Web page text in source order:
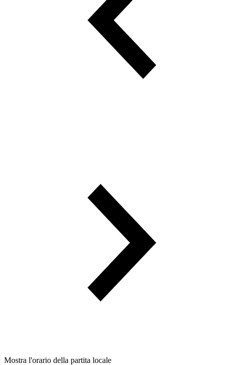
Mostra l'orario della partita locale